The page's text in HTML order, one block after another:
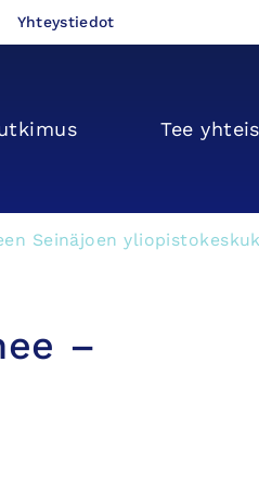
Yhteystiedot
Tee
Seinäjoen
–